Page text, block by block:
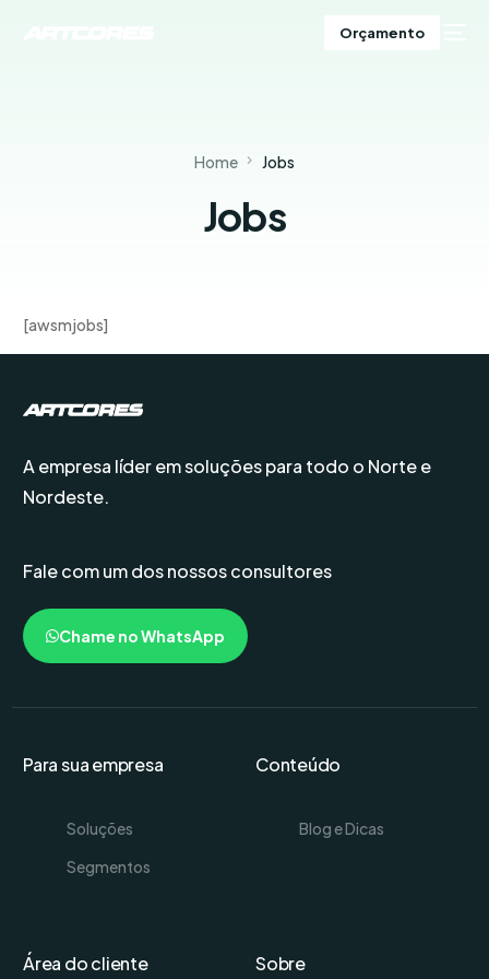
Orçamento
Home Jobs
Jobs
[awsmjobs]
A empresa líder em soluções para todo o Norte e
Nordeste.
Fale com um dos nossos consultores
Chame no WhatsApp
Para sua empresa
Soluções
Segmentos
Conteúdo
Blog e Dicas
Área do cliente Sobre